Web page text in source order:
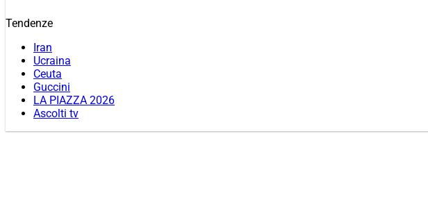
Tendenze
Iran
Ucraina
Ceuta
Guccini
LA PIAZZA 2026
Ascolti tv